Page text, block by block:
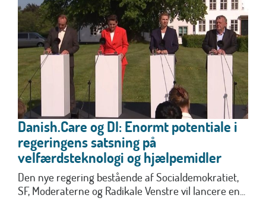
Danish.Care og DI: Enormt potentiale i
regeringens satsning på
velfærdsteknologi og hjælpemidler
Den nye regering bestående af Socialdemokratiet,
SF, Moderaterne og Radikale Venstre vil lancere en...